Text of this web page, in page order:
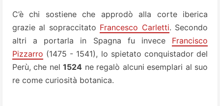
C’è chi sostiene che approdò alla corte iberica
grazie al sopraccitato Francesco Carletti. Secondo
altri a portarla in Spagna fu invece Francisco
Pizzarro (1475 - 1541), lo spietato conquistador del
Perù, che nel1524 ne regalò alcuni esemplari al suo
re come curiosità botanica.